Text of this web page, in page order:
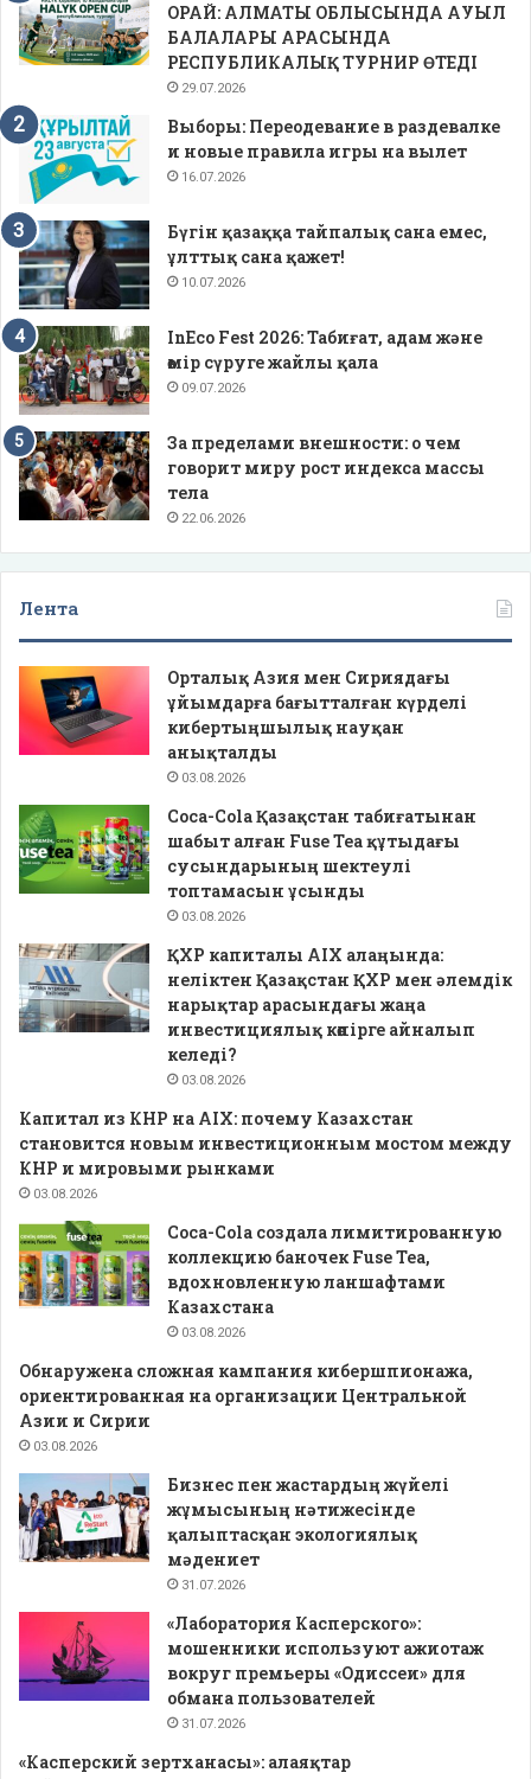
ОРАЙ: АЛМАТЫ ОБЛЫСЫНДА АУЫЛ
БАЛАЛАРЫ АРАСЫНДА
РЕСПУБЛИКАЛЫҚ ТУРНИР ӨТЕДІ
29.07.2026
Выборы: Переодевание в раздевалке
и новые правила игры на вылет
16.07.2026
Бүгін қазаққа тайпалық сана емес,
ұлттық сана қажет!
10.07.2026
InEco Fest 2026: Табиғат, адам және
өмір сүруге жайлы қала
09.07.2026
За пределами внешности: о чем
говорит миру рост индекса массы
тела
22.06.2026
Лента
Орталық Азия мен Сириядағы
ұйымдарға бағытталған күрделі
кибертыңшылық науқан
анықталды
03.08.2026
Coca-Cola Қазақстан табиғатынан
шабыт алған Fuse Tea құтыдағы
сусындарының шектеулі
топтамасын ұсынды
03.08.2026
ҚХР капиталы AIX алаңында:
неліктен Қазақстан ҚХР мен әлемдік
нарықтар арасындағы жаңа
инвестициялық көпірге айналып
келеді?
03.08.2026
Капитал из КНР на AIX: почему Казахстан
становится новым инвестиционным мостом между
КНР и мировыми рынками
03.08.2026
Coca-Cola создала лимитированную
коллекцию баночек Fuse Tea,
вдохновленную ланшафтами
Казахстана
03.08.2026
Обнаружена сложная кампания кибершпионажа,
ориентированная на организации Центральной
Азии и Сирии
03.08.2026
Бизнес пен жастардың жүйелі
жұмысының нәтижесінде
қалыптасқан экологиялық
мәдениет
31.07.2026
«Лаборатория Касперского»:
мошенники используют ажиотаж
вокруг премьеры «Одиссеи» для
обмана пользователей
31.07.2026
«Касперский зертханасы»: алаяқтар